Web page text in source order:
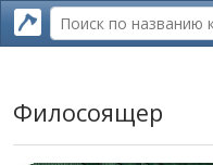
Филосоящер